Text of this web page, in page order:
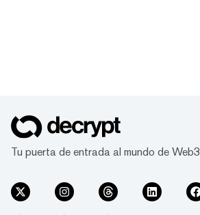
Tu puerta de entrada al mundo de Web3